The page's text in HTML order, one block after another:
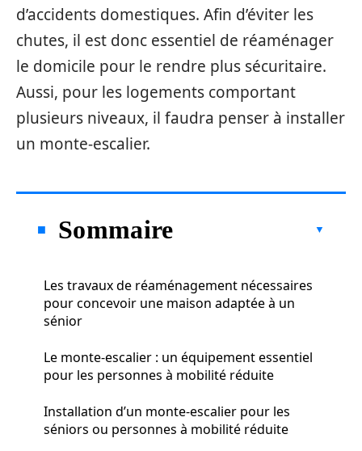
d’accidents domestiques. Afin d’éviter les
chutes, il est donc essentiel de réaménager
le domicile pour le rendre plus sécuritaire.
Aussi, pour les logements comportant
plusieurs niveaux, il faudra penser à installer
un monte-escalier.
Sommaire
Les travaux de réaménagement nécessaires
pour concevoir une maison adaptée à un
sénior
Le monte-escalier : un équipement essentiel
pour les personnes à mobilité réduite
Installation d’un monte-escalier pour les
séniors ou personnes à mobilité réduite